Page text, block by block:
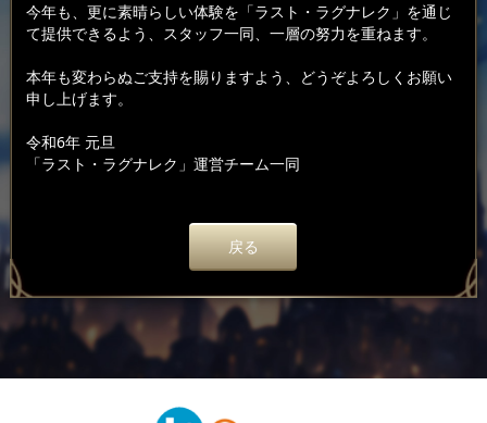
今年も、更に素晴らしい体験を「ラスト・ラグナレク」を通じ
て提供できるよう、スタッフ一同、一層の努力を重ねます。
本年も変わらぬご支持を賜りますよう、どうぞよろしくお願い
申し上げます。
令和6年 元旦
「ラスト・ラグナレク」運営チーム一同
戻る